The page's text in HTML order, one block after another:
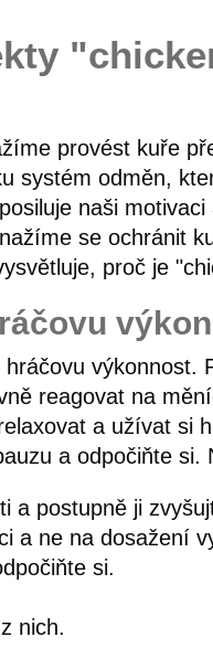
provést kuře
systém odměn,
naši
se ochránit
proč je
reagovat na
a užívat si
a odpočiňte
a postupně ji
a ne na dosažení
si.
nich.